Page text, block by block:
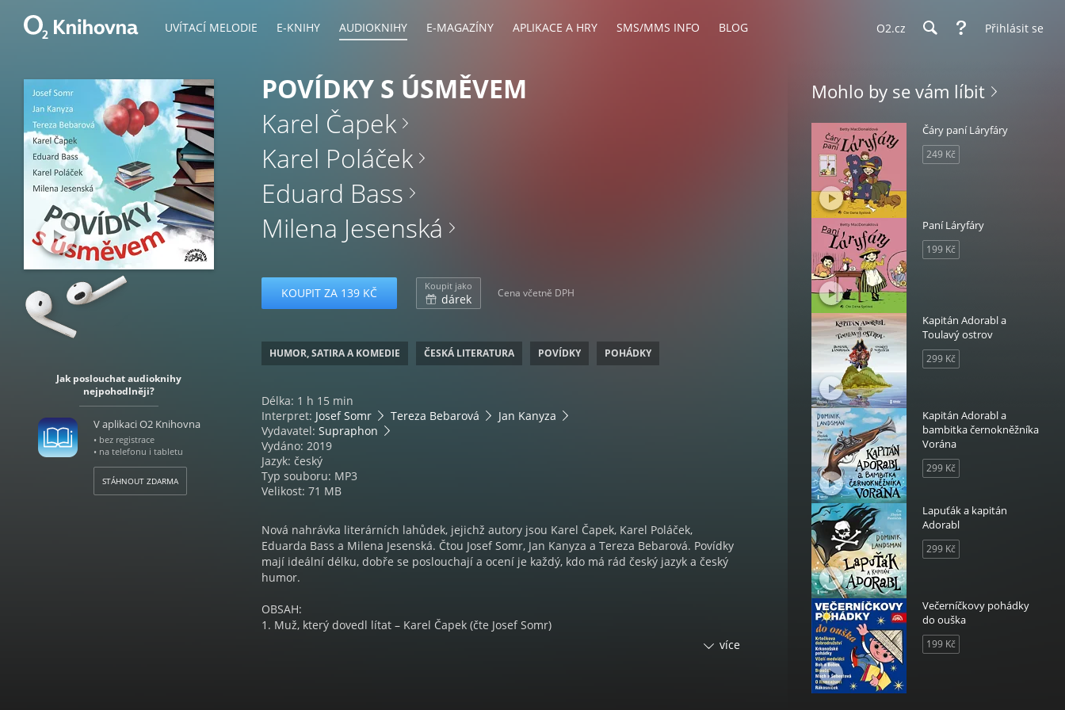
UVÍTACÍ MELODIE E-KNIHY AUDIOKNIHY E-MAGAZÍNY APLIKACE A HRY SMS/MMS INFO BLOG O2.cz Přihlásit se
Jak poslouchat audioknihy
nejpohodlněji?
V aplikaci O2 Knihovna
• bez registrace
• na telefonu i tabletu
STÁHNOUT ZDARMA
POVÍDKY S ÚSMĚVEM
Karel Čapek
Karel Poláček
Eduard Bass
Milena Jesenská
KOUPIT ZA 139 KČ Koupit jako
dárek Cena včetně DPH
HUMOR, SATIRA A KOMEDIE ČESKÁ LITERATURA POVÍDKY POHÁDKY
Délka: 1 h 15 min
Interpret: Josef Somr Tereza Bebarová
Jan Kanyza
Vydavatel: Supraphon
Vydáno: 2019
Jazyk: český
Typ souboru: MP3
Velikost: 71 MB
Nová nahrávka literárních lahůdek, jejichž autory jsou Karel Čapek, Karel Poláček,
Eduarda Bass a Milena Jesenská. Čtou Josef Somr, Jan Kanyza a Tereza Bebarová. Povídky
mají ideální délku, dobře se poslouchají a ocení je každý, kdo má rád český jazyk a český
humor.
OBSAH:
1. Muž, který dovedl lítat – Karel Čapek (čte Josef Somr)
2. List starého draka Grahama o stavu bankovních podvodníků – Karel Poláček (čte Jan více
Mohlo by se vám líbit
Čáry paní Láryfáry
249 Kč
Paní Láryfáry
199 Kč
Kapitán Adorabl a
Toulavý ostrov
299 Kč
Kapitán Adorabl a
bambitka černokněžníka
Vorána
299 Kč
Lapuťák a kapitán
Adorabl
299 Kč
Večerníčkovy pohádky
do ouška
199 Kč